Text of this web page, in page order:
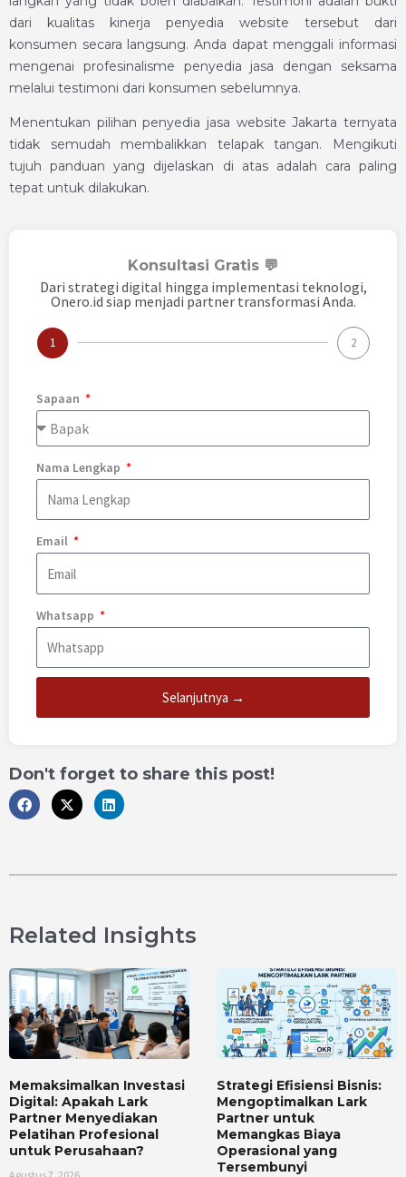
dari kualitas kinerja penyedia website tersebut dari
konsumen secara langsung. Anda dapat menggali informasi
mengenai profesinalisme penyedia jasa dengan seksama
melalui testimoni dari konsumen sebelumnya.
Menentukan pilihan penyedia jasa website Jakarta ternyata
tidak semudah membalikkan telapak tangan. Mengikuti
tujuh panduan yang dijelaskan di atas adalah cara paling
tepat untuk dilakukan.
Konsultasi Gratis 💬
Dari strategi digital hingga implementasi teknologi,
Onero.id siap menjadi partner transformasi Anda.
1 2
Sapaan
Nama Lengkap
Email
Whatsapp
Selanjutnya →
Don't forget to share this post!
Related Insights
Memaksimalkan Investasi
Digital: Apakah Lark
Partner Menyediakan
Pelatihan Profesional
untuk Perusahaan?
Strategi Efisiensi Bisnis:
Mengoptimalkan Lark
Partner untuk
Memangkas Biaya
Operasional yang
Tersembunyi